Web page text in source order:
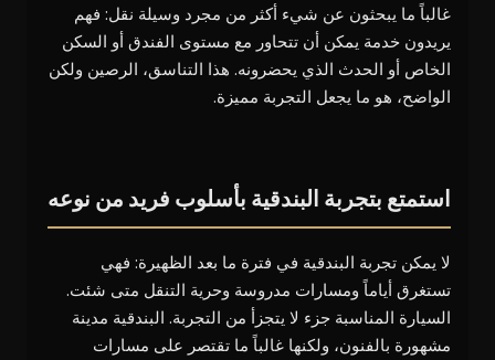
غالباً ما يبحثون عن شيء أكثر من مجرد وسيلة نقل: فهم
يريدون خدمة يمكن أن تتحاور مع مستوى الفندق أو السكن
الخاص أو الحدث الذي يحضرونه. هذا التناسق، الرصين ولكن
الواضح، هو ما يجعل التجربة مميزة.
استمتع بتجربة البندقية بأسلوب فريد من نوعه
لا يمكن تجربة البندقية في فترة ما بعد الظهيرة: فهي
تستغرق أياماً ومسارات مدروسة وحرية التنقل متى شئت.
السيارة المناسبة جزء لا يتجزأ من التجربة. البندقية مدينة
مشهورة بالفنون، ولكنها غالباً ما تقتصر على مسارات